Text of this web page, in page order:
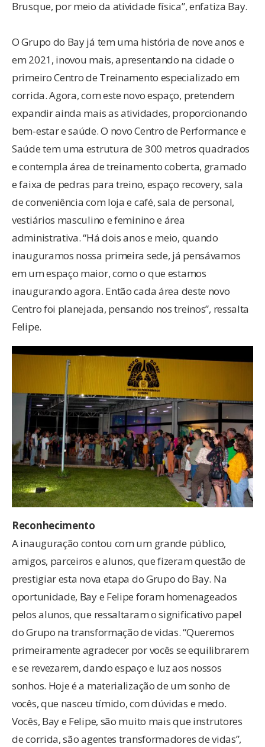
Brusque, por meio da atividade física”, enfatiza Bay.
O Grupo do Bay já tem uma história de nove anos e
em 2021, inovou mais, apresentando na cidade o
primeiro Centro de Treinamento especializado em
corrida. Agora, com este novo espaço, pretendem
expandir ainda mais as atividades, proporcionando
bem-estar e saúde. O novo Centro de Performance e
Saúde tem uma estrutura de 300 metros quadrados
e contempla área de treinamento coberta, gramado
e faixa de pedras para treino, espaço recovery, sala
de conveniência com loja e café, sala de personal,
vestiários masculino e feminino e área
administrativa. “Há dois anos e meio, quando
inauguramos nossa primeira sede, já pensávamos
em um espaço maior, como o que estamos
inaugurando agora. Então cada área deste novo
Centro foi planejada, pensando nos treinos”, ressalta
Felipe.
Reconhecimento
A inauguração contou com um grande público,
amigos, parceiros e alunos, que fizeram questão de
prestigiar esta nova etapa do Grupo do Bay. Na
oportunidade, Bay e Felipe foram homenageados
pelos alunos, que ressaltaram o significativo papel
do Grupo na transformação de vidas. “Queremos
primeiramente agradecer por vocês se equilibrarem
e se revezarem, dando espaço e luz aos nossos
sonhos. Hoje é a materialização de um sonho de
vocês, que nasceu tímido, com dúvidas e medo.
Vocês, Bay e Felipe, são muito mais que instrutores
de corrida, são agentes transformadores de vidas”,